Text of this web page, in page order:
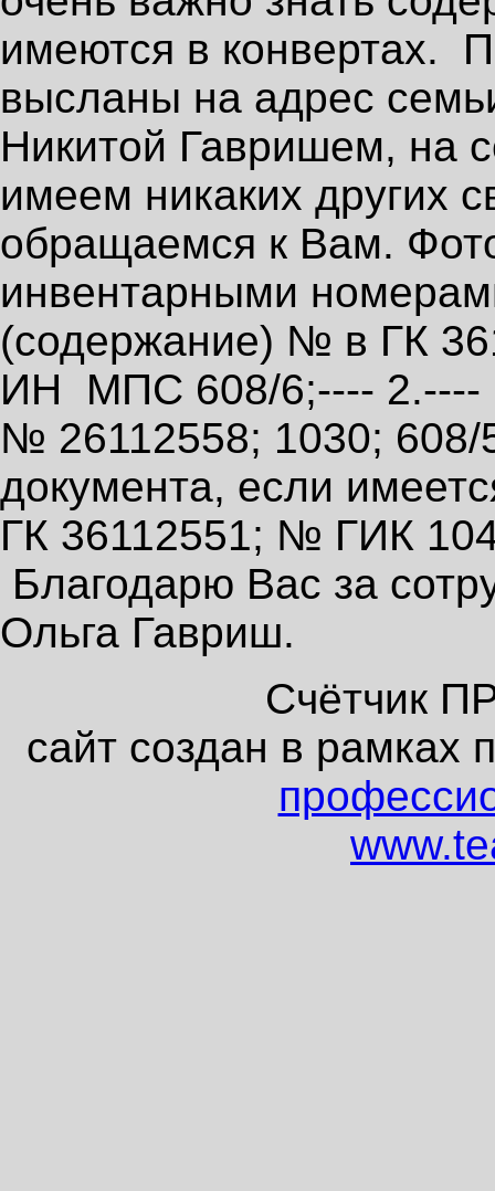
имеются в конвертах.
высланы на адрес
Никитой Гавришем, на
имеем никаких других
обращаемся к Вам.
инвентарными
(содержание) № в ГК
ИН МПС 608/6;---- 2.----
№ 26112558; 1030; 608/
документа, если
ГК 36112551; № ГИК
Благодарю Вас за
Ольга Гавриш.
Счётчик
сайт создан в рамках